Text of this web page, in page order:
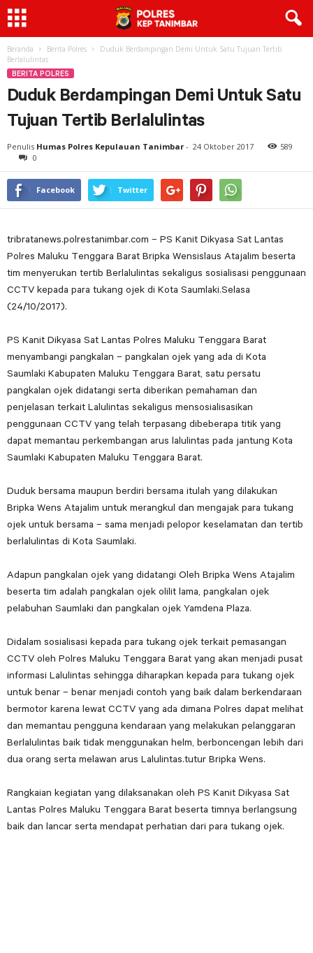
Beranda Berita Polres
Duduk Berdampingan Demi Untuk Satu Tujuan Tertib
Berlalulintas
BERITA POLRES
Duduk Berdampingan Demi Untuk Satu
Tujuan Tertib Berlalulintas
Penulis Humas Polres Kepulauan Tanimbar - 24 Oktober 2017
589
0
Facebook Twitter
tribratanews.polrestanimbar.com – PS Kanit Dikyasa Sat Lantas
Polres Maluku Tenggara Barat Bripka Wensislaus Atajalim beserta
tim menyerukan tertib Berlalulintas sekaligus sosialisasi penggunaan
CCTV kepada para tukang ojek di Kota Saumlaki.Selasa
(24/10/2017).
PS Kanit Dikyasa Sat Lantas Polres Maluku Tenggara Barat
menyambangi pangkalan – pangkalan ojek yang ada di Kota
Saumlaki Kabupaten Maluku Tenggara Barat, satu persatu
pangkalan ojek didatangi serta diberikan pemahaman dan
penjelasan terkait Lalulintas sekaligus mensosialisasikan
penggunaan CCTV yang telah terpasang dibeberapa titik yang
dapat memantau perkembangan arus lalulintas pada jantung Kota
Saumlaki Kabupaten Maluku Tenggara Barat.
Duduk bersama maupun berdiri bersama itulah yang dilakukan
Bripka Wens Atajalim untuk merangkul dan mengajak para tukang
ojek untuk bersama – sama menjadi pelopor keselamatan dan tertib
berlalulintas di Kota Saumlaki.
Adapun pangkalan ojek yang didatangi Oleh Bripka Wens Atajalim
beserta tim adalah pangkalan ojek olilit lama, pangkalan ojek
pelabuhan Saumlaki dan pangkalan ojek Yamdena Plaza.
Didalam sosialisasi kepada para tukang ojek terkait pemasangan
CCTV oleh Polres Maluku Tenggara Barat yang akan menjadi pusat
informasi Lalulintas sehingga diharapkan kepada para tukang ojek
untuk benar – benar menjadi contoh yang baik dalam berkendaraan
bermotor karena lewat CCTV yang ada dimana Polres dapat melihat
dan memantau pengguna kendaraan yang melakukan pelanggaran
Berlalulintas baik tidak menggunakan helm, berboncengan lebih dari
dua orang serta melawan arus Lalulintas.tutur Bripka Wens.
Rangkaian kegiatan yang dilaksanakan oleh PS Kanit Dikyasa Sat
Lantas Polres Maluku Tenggara Barat beserta timnya berlangsung
baik dan lancar serta mendapat perhatian dari para tukang ojek.